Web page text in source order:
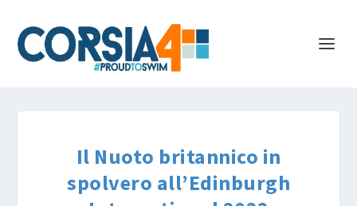
Il Nuoto britannico in
spolvero all’Edinburgh